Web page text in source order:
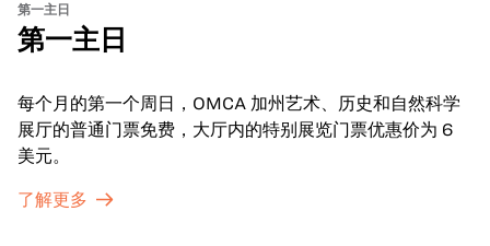
第一主日
第一主日
每个月的第一个周日，OMCA 加州艺术、历史和自然科学
展厅的普通门票免费，大厅内的特别展览门票优惠价为 6
美元。
了解更多